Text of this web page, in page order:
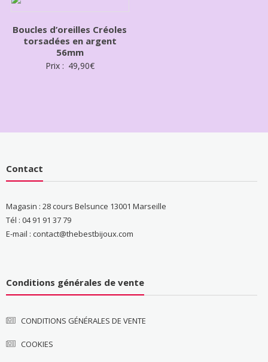
Boucles d’oreilles Créoles
torsadées en argent
56mm
Prix : 49,90€
Contact
Magasin : 28 cours Belsunce 13001 Marseille
Tél : 04 91 91 37 79
E-mail : contact@thebestbijoux.com
Conditions générales de vente
CONDITIONS GÉNÉRALES DE VENTE
COOKIES